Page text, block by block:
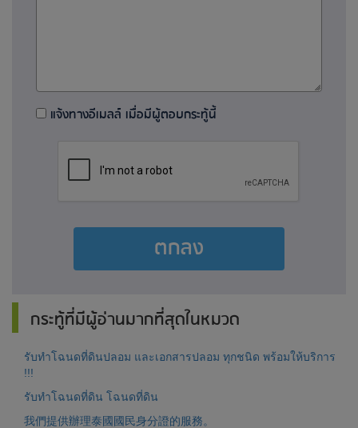
แจ้งทางอีเมลล์ เมื่อมีผู้ตอบกระทู้นี้
ตกลง
กระทู้ที่มีผู้อ่านมากที่สุดในหมวด
รับทำโฉนดที่ดินปลอม และเอกสารปลอม ทุกชนิด พร้อมให้บริการ
!!!
รับทำโฉนดที่ดิน โฉนดที่ดิน
我們提供辦理泰國國民身分證的服務。